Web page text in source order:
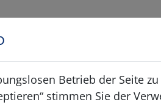
Betrieb der Seite
stimmen Sie der